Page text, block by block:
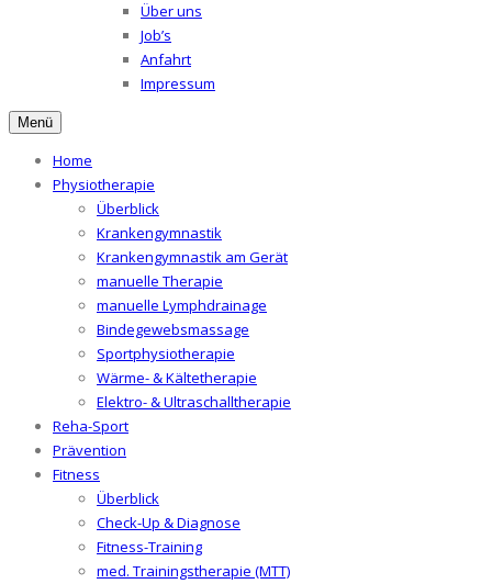
Über uns
Job’s
Anfahrt
Impressum
Menü
Home
Physiotherapie
Überblick
Krankengymnastik
Krankengymnastik am Gerät
manuelle Therapie
manuelle Lymphdrainage
Bindegewebsmassage
Sportphysiotherapie
Wärme- & Kältetherapie
Elektro- & Ultraschalltherapie
Reha-Sport
Prävention
Fitness
Überblick
Check-Up & Diagnose
Fitness-Training
med. Trainingstherapie (MTT)